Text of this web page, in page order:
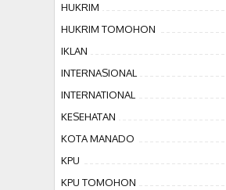
HUKRIM
HUKRIM TOMOHON
IKLAN
INTERNASIONAL
INTERNATIONAL
KESEHATAN
KOTA MANADO
KPU
KPU TOMOHON